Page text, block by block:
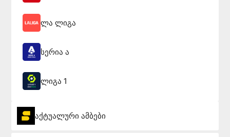
ლა ლიგა
სერია ა
ლიგა 1
აქტუალური ამბები